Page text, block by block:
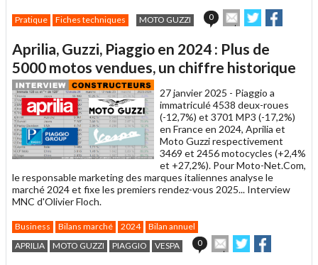
Pratique Fiches techniques MOTO GUZZI 0
Envoyer
cet
à
un
ami
Partager
sur sur
Aprilia, Guzzi, Piaggio en 2024 : Plus de
5000 motos vendues, un chiffre historique
27 janvier 2025 - Piaggio a
immatriculé 4538 deux-roues
(-12,7%) et 3701 MP3 (-17,2%)
en France en 2024, Aprilia et
Moto Guzzi respectivement
3469 et 2456 motocycles (+2,4%
et +27,2%). Pour Moto-Net.Com,
le responsable marketing des marques italiennes analyse le
marché 2024 et fixe les premiers rendez-vous 2025... Interview
MNC d'Olivier Floch.
Business Bilans marché 2024
Bilan annuel
APRILIA
MOTO GUZZI PIAGGIO VESPA 0
Envoyer
cet
Partager
sur sur